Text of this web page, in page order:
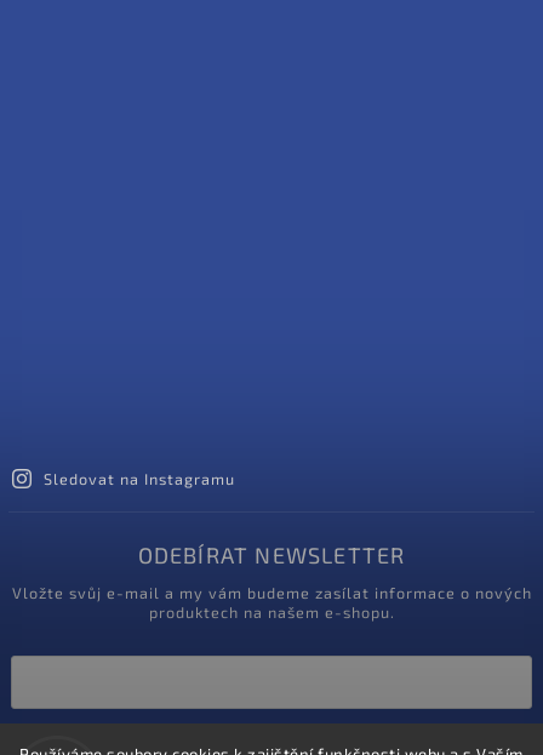
Sledovat na Instagramu
ODEBÍRAT NEWSLETTER
Vložte svůj e-mail a my vám budeme zasílat informace o nových
produktech na našem e-shopu.